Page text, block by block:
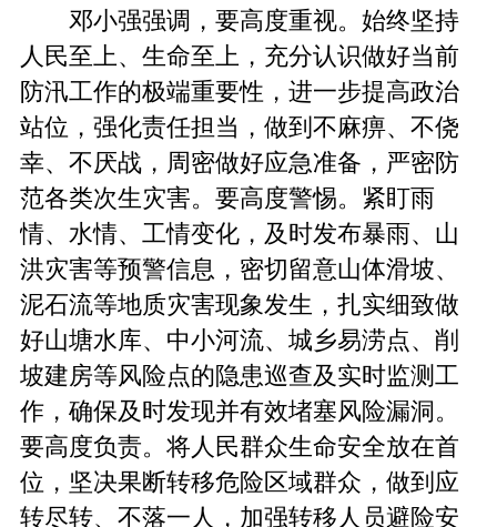
邓小强强调，要高度重视。始终坚持
人民至上、生命至上，充分认识做好当前
防汛工作的极端重要性，进一步提高政治
站位，强化责任担当，做到不麻痹、不侥
幸、不厌战，周密做好应急准备，严密防
范各类次生灾害。要高度警惕。紧盯雨
情、水情、工情变化，及时发布暴雨、山
洪灾害等预警信息，密切留意山体滑坡、
泥石流等地质灾害现象发生，扎实细致做
好山塘水库、中小河流、城乡易涝点、削
坡建房等风险点的隐患巡查及实时监测工
作，确保及时发现并有效堵塞风险漏洞。
要高度负责。将人民群众生命安全放在首
位，坚决果断转移危险区域群众，做到应
转尽转、不落一人，加强转移人员避险安